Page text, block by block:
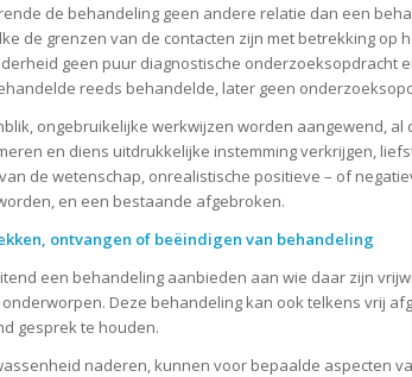
de behandeling geen andere relatie dan een
de grenzen van de contacten zijn met betrekking
geen puur diagnostische
reeds behandelde, later geen
ongebruikelijke werkwijzen worden aangewend,
en diens uitdrukkelijke instemming verkrijgen,
de wetenschap, onrealistische positieve – of
en een bestaande afgebroken.
ontvangen of beëindigen van behandeling
een behandeling aanbieden aan wie daar zijn
Deze behandeling kan ook telkens vrij
gesprek te houden.
naderen, kunnen voor bepaalde aspecten